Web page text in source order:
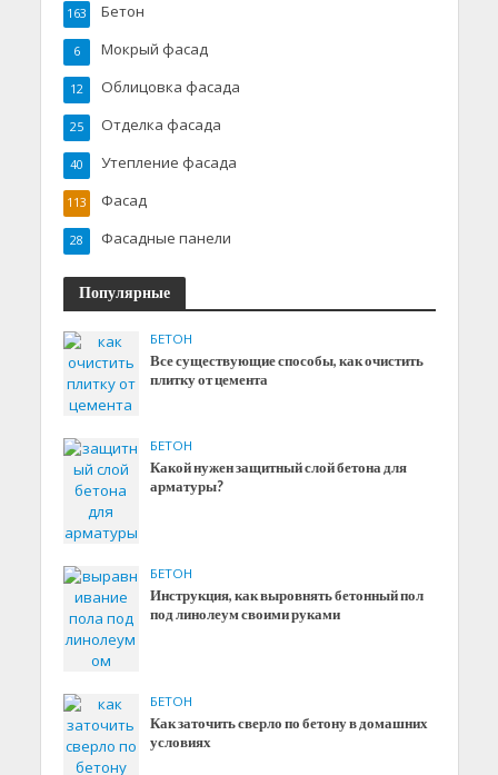
Бетон
163
Мокрый фасад
6
Облицовка фасада
12
Отделка фасада
25
Утепление фасада
40
Фасад
113
Фасадные панели
28
Популярные
БЕТОН
Все существующие способы, как очистить
плитку от цемента
БЕТОН
Какой нужен защитный слой бетона для
арматуры?
БЕТОН
Инструкция, как выровнять бетонный пол
под линолеум своими руками
БЕТОН
Как заточить сверло по бетону в домашних
условиях